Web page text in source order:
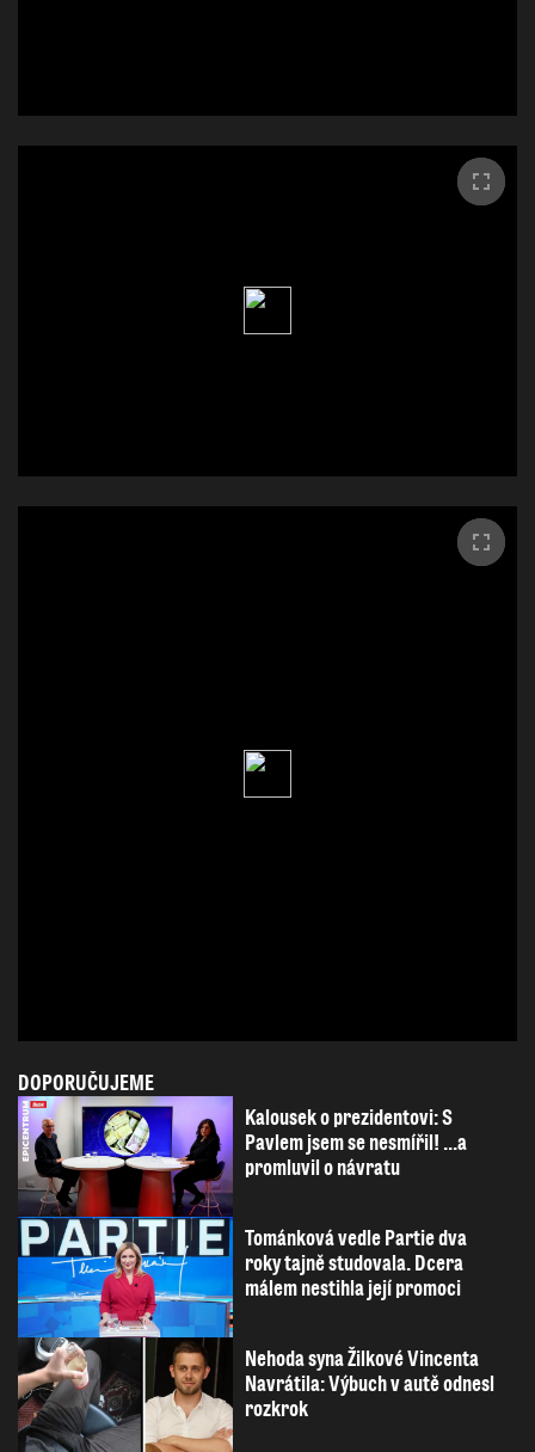
DOPORUČUJEME
Kalousek o prezidentovi: S
Pavlem jsem se nesmířil! ...a
promluvil o návratu
Tománková vedle Partie dva
roky tajně studovala. Dcera
málem nestihla její promoci
Nehoda syna Žilkové Vincenta
Navrátila: Výbuch v autě odnesl
rozkrok